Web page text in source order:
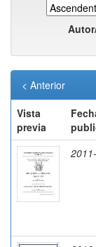
< Anterior
Vista
previa